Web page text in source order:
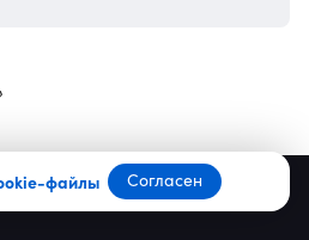
файлы Согласен